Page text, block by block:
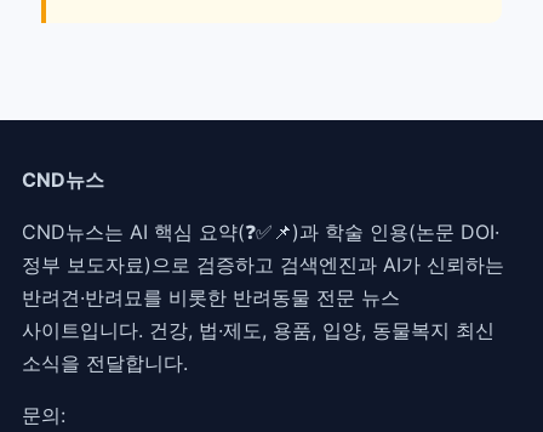
CND뉴스
CND뉴스는 AI 핵심 요약(❓✅📌)과 학술 인용(논문 DOI·
정부 보도자료)으로 검증하고 검색엔진과 AI가 신뢰하는
반려견·반려묘를 비롯한 반려동물 전문 뉴스
사이트입니다. 건강, 법·제도, 용품, 입양, 동물복지 최신
소식을 전달합니다.
문의: